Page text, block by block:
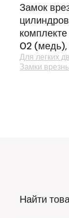
Замок
02 (медь),
Для легких
Замки
Найти